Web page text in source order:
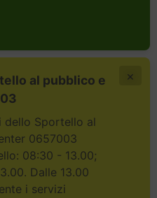
al pubblico e
dello Sportello al
0657003
08:30 - 13.00;
Dalle 13.00
i servizi
×